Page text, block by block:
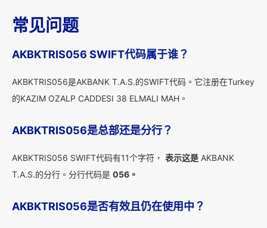
常见问题
AKBKTRIS056 SWIFT代码属于谁？
AKBKTRIS056是AKBANK T.A.S.的SWIFT代码。它注册在Turkey
的KAZIM OZALP CADDESI 38 ELMALI MAH。
AKBKTRIS056是总部还是分行？
AKBKTRIS056 SWIFT代码有11个字符， 表示这是 AKBANK
T.A.S.的分行。分行代码是 056。
AKBKTRIS056是否有效且仍在使用中？